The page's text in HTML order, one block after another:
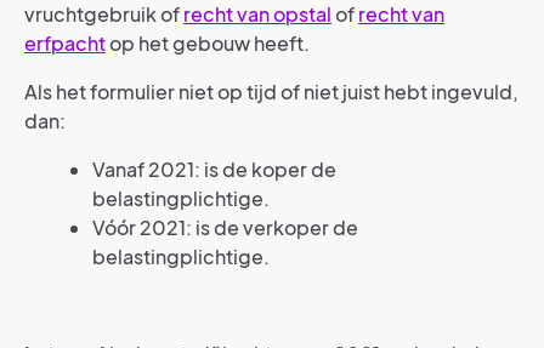
vruchtgebruik ofrecht van opstalofrecht van
erfpachtop het gebouw heeft.
Als het formulier niet op tijd of niet juist hebt ingevuld,
dan:
Vanaf 2021: is de koper de
belastingplichtige.
Vóór 2021: is de verkoper de
belastingplichtige.